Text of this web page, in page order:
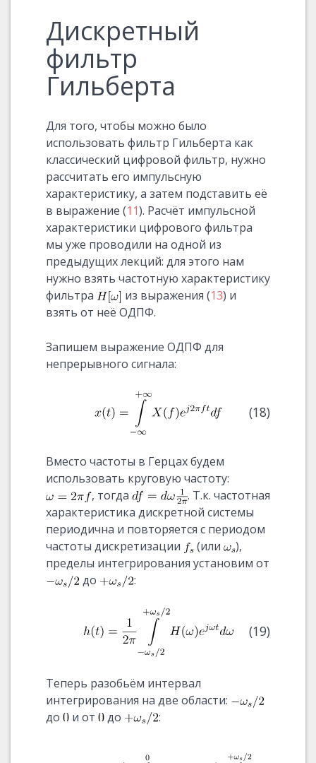
Дискретный
фильтр
Гильберта
Для того, чтобы можно было
использовать фильтр Гильберта как
классический цифровой фильтр, нужно
рассчитать его импульсную
характеристику, а затем подставить её
в выражение (11). Расчёт импульсной
характеристики цифрового фильтра
мы уже проводили на одной из
предыдущих лекций: для этого нам
нужно взять частотную характеристику
фильтра
из выражения (13) и
взять от неё ОДПФ.
Запишем выражение ОДПФ для
непрерывного сигнала:
(18)
Вместо частоты в Герцах будем
использовать круговую частоту:
, тогда
. Т.к. частотная
характеристика дискретной системы
периодична и повторяется с периодом
частоты дискретизации
(или
),
пределы интегрирования установим от
до
:
(19)
Теперь разобьём интервал
интегрирования на две области:
до
и от до :